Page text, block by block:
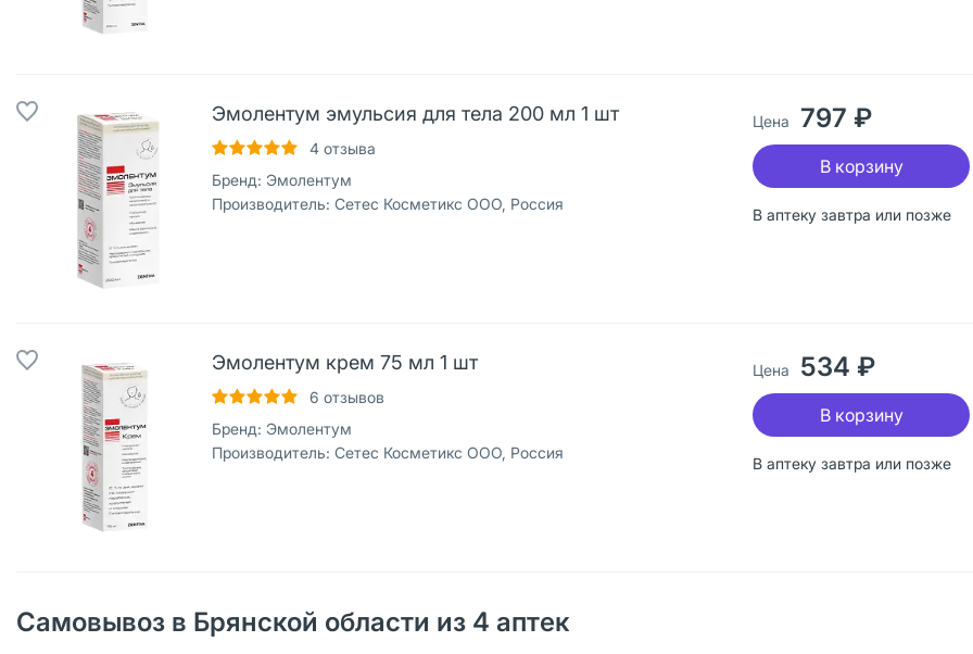
Эмолентум эмульсия для тела 200 мл 1 шт
4 отзыва
Бренд: Эмолентум
Производитель: Сетес Косметикс ООО, Россия
В аптеку завтра или позже
Цена 797 ₽
В корзину
Эмолентум крем 75 мл 1 шт
6 отзывов
Бренд: Эмолентум
Производитель: Сетес Косметикс ООО, Россия
В аптеку завтра или позже
Цена 534 ₽
В корзину
Самовывоз в Брянской области из 4 аптек